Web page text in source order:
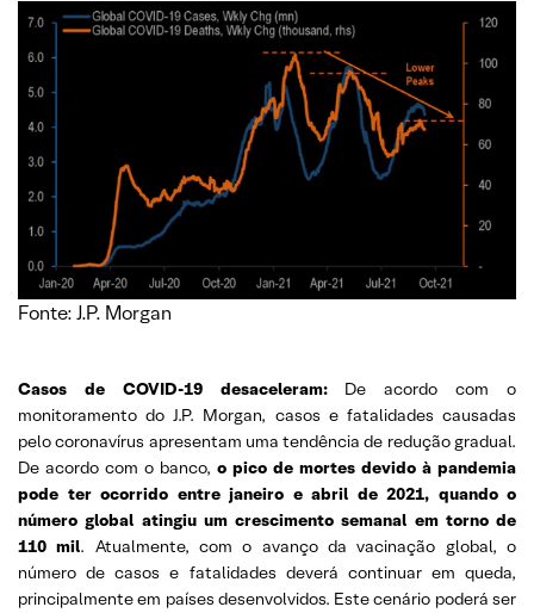
Fonte: J.P. Morgan
Casos de COVID-19 desaceleram:De acordo com o
monitoramento do J.P. Morgan, casos e fatalidades causadas
pelo coronavírus apresentam uma tendência de redução gradual.
De acordo com o banco, o pico de mortes devido à pandemia
pode ter ocorrido entre janeiro e abril de 2021, quando o
número global atingiu um crescimento semanal em torno de
110 mil. Atualmente, com o avanço da vacinação global, o
número de casos e fatalidades deverá continuar em queda,
principalmente em países desenvolvidos. Este cenário poderá ser